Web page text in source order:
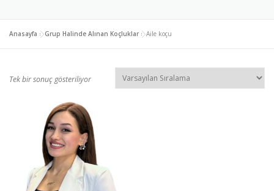
PROFESYONEL KOÇLAR KAYNAKLAR
İLETİŞİM
Anasayfa »Grup Halinde Alınan Koçluklar »Aile koçu
Tek bir sonuç gösteriliyor